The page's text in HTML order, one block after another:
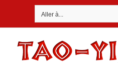
Aller à...